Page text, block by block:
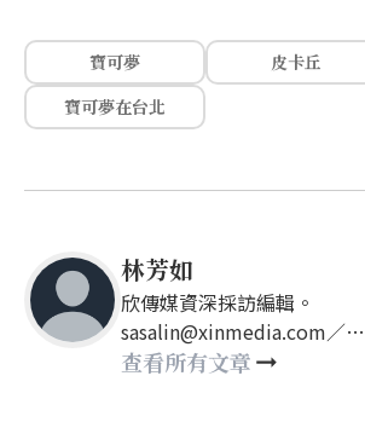
寶可夢
皮卡丘
寶可夢在台北
林芳如
欣傳媒資深採訪編輯。
sasalin@xinmedia.com／
happy21917@gmail.com
查看所有文章